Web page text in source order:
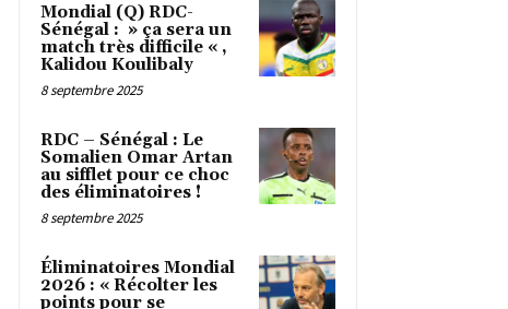
Mondial (Q) RDC-
Sénégal : » ça sera un
match très difficile « ,
Kalidou Koulibaly
8 septembre 2025
RDC – Sénégal : Le
Somalien Omar Artan
au sifflet pour ce choc
des éliminatoires !
8 septembre 2025
Éliminatoires Mondial
2026 : « Récolter les
points pour se